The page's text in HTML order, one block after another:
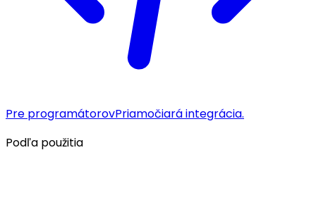
Pre programátorovPriamočiará integrácia.
Podľa použitia